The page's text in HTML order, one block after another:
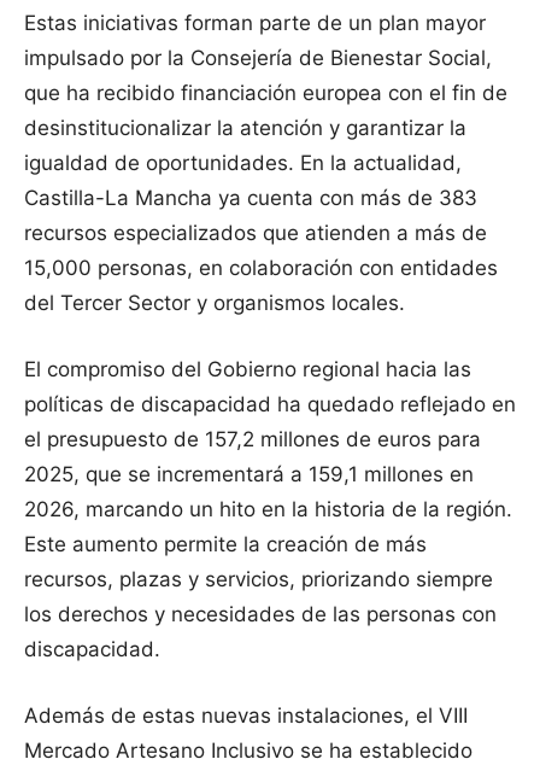
Estas iniciativas forman parte de un plan mayor
impulsado por la Consejería de Bienestar Social,
que ha recibido financiación europea con el fin de
desinstitucionalizar la atención y garantizar la
igualdad de oportunidades. En la actualidad,
Castilla-La Mancha ya cuenta con más de 383
recursos especializados que atienden a más de
15,000 personas, en colaboración con entidades
del Tercer Sector y organismos locales.
El compromiso del Gobierno regional hacia las
políticas de discapacidad ha quedado reflejado en
el presupuesto de 157,2 millones de euros para
2025, que se incrementará a 159,1 millones en
2026, marcando un hito en la historia de la región.
Este aumento permite la creación de más
recursos, plazas y servicios, priorizando siempre
los derechos y necesidades de las personas con
discapacidad.
Además de estas nuevas instalaciones, el VIII
Mercado Artesano Inclusivo se ha establecido